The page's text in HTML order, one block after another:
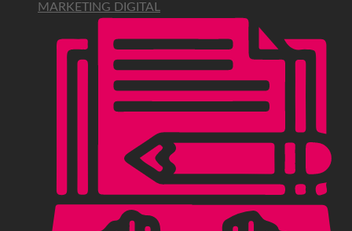
MARKETING DIGITAL